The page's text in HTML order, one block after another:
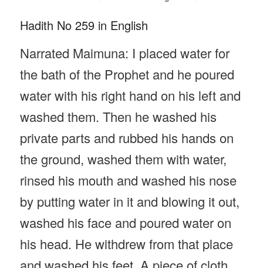
Hadith No 259 in English
Narrated Maimuna: I placed water for
the bath of the Prophet and he poured
water with his right hand on his left and
washed them. Then he washed his
private parts and rubbed his hands on
the ground, washed them with water,
rinsed his mouth and washed his nose
by putting water in it and blowing it out,
washed his face and poured water on
his head. He withdrew from that place